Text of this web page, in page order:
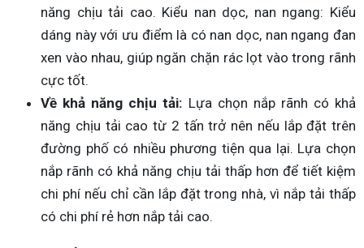
năng chịu tải cao. Kiểu nan dọc, nan ngang: Kiểu
dáng này với ưu điểm là có nan dọc, nan ngang đan
xen vào nhau, giúp ngăn chặn rác lọt vào trong rãnh
cực tốt.
Về khả năng chịu tải: Lựa chọn nắp rãnh có khả
năng chịu tải cao từ 2 tấn trở nên nếu lắp đặt trên
đường phố có nhiều phương tiện qua lại. Lựa chọn
nắp rãnh có khả năng chịu tải thấp hơn để tiết kiệm
chi phí nếu chỉ cần lắp đặt trong nhà, vì nắp tải thấp
có chi phí rẻ hơn nắp tải cao.